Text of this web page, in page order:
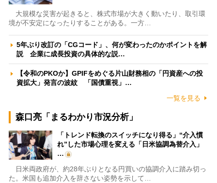
大規模な災害が起きると、株式市場が大きく動いたり、取引環
境が不安定になったりすることがある。一方…
5年ぶり改訂の「CGコード」、何が変わったのかポイントを解
説 企業に成長投資の具体的な説…
【令和のPKOか】GPIFをめぐる片山財務相の「円資産への投
資拡大」発言の波紋 「国債重視」…
一覧を見る
森口亮「まるわかり市況分析」
「トレンド転換のスイッチになり得る」“介入慣
れ”した市場心理を変える「日米協調為替介入」
…
日米両政府が、約28年ぶりとなる円買いの協調介入に踏み切っ
た。米国も追加介入を辞さない姿勢を示して…